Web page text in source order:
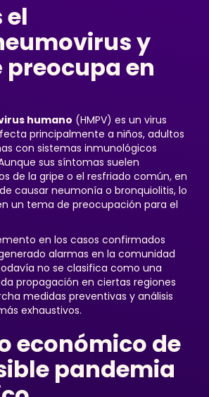
el
y
preocupa en
humano (HMPV) es un virus
principalmente a niños, adultos
con sistemas inmunológicos
sus síntomas suelen
de la gripe o el resfriado común, en
causar neumonía o bronquiolitis, lo
un tema de preocupación para el
en los casos confirmados
alarmas en la comunidad
no se clasifica como una
propagación en ciertas regiones
medidas preventivas y análisis
exhaustivos.
económico de
pandemia